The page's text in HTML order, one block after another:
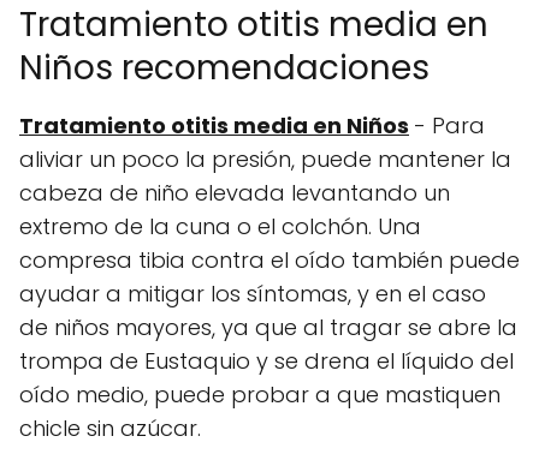
Tratamiento otitis media en
Niños recomendaciones
Tratamiento otitis media en Niños - Para
aliviar un poco la presión, puede mantener la
cabeza de niño elevada levantando un
extremo de la cuna o el colchón. Una
compresa tibia contra el oído también puede
ayudar a mitigar los síntomas, y en el caso
de niños mayores, ya que al tragar se abre la
trompa de Eustaquio y se drena el líquido del
oído medio, puede probar a que mastiquen
chicle sin azúcar.